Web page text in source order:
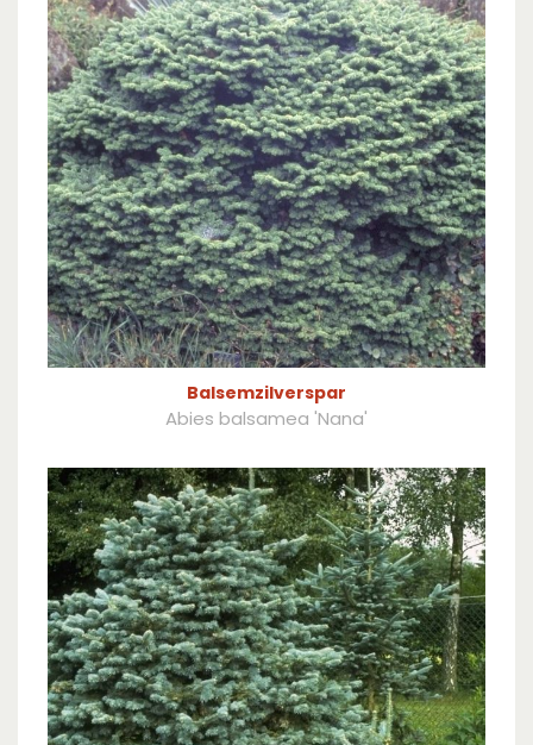
Balsemzilverspar
Abies balsamea 'Nana'